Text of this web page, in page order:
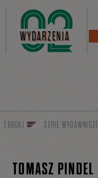
WYDARZENIA
EBOOKI SERIE WYDAWNICZE
TOMASZ PINDEL